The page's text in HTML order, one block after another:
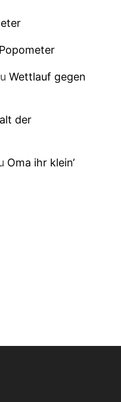
Popometer
Wettlauf gegen
der
Oma ihr klein‘